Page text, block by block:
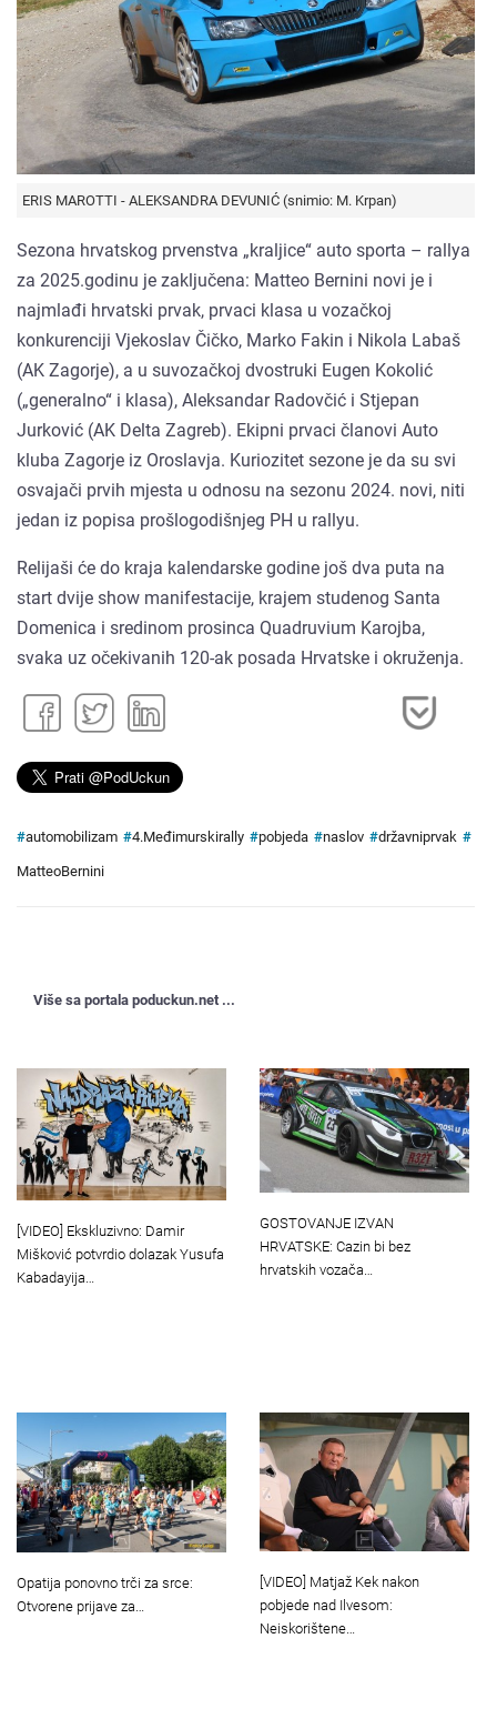
ERIS MAROTTI - ALEKSANDRA DEVUNIĆ (snimio: M. Krpan)
Sezona hrvatskog prvenstva „kraljice“ auto sporta – rallya
za 2025.godinu je zaključena: Matteo Bernini novi je i
najmlađi hrvatski prvak, prvaci klasa u vozačkoj
konkurenciji Vjekoslav Čičko, Marko Fakin i Nikola Labaš
(AK Zagorje), a u suvozačkoj dvostruki Eugen Kokolić
(„generalno“ i klasa), Aleksandar Radovčić i Stjepan
Jurković (AK Delta Zagreb). Ekipni prvaci članovi Auto
kluba Zagorje iz Oroslavja. Kuriozitet sezone je da su svi
osvajači prvih mjesta u odnosu na sezonu 2024. novi, niti
jedan iz popisa prošlogodišnjeg PH u rallyu.
Relijaši će do kraja kalendarske godine još dva puta na
start dvije show manifestacije, krajem studenog Santa
Domenica i sredinom prosinca Quadruvium Karojba,
svaka uz očekivanih 120-ak posada Hrvatske i okruženja.
#automobilizam #4.Međimurskirally #pobjeda #naslov #državniprvak #
MatteoBernini
Više sa portala poduckun.net ...
[VIDEO] Ekskluzivno: Damir
Mišković potvrdio dolazak Yusufa
Kabadayija…
GOSTOVANJE IZVAN
HRVATSKE: Cazin bi bez
hrvatskih vozača…
Opatija ponovno trči za srce:
Otvorene prijave za…
[VIDEO] Matjaž Kek nakon
pobjede nad Ilvesom:
Neiskorištene…